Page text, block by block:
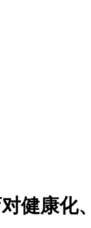
健康化